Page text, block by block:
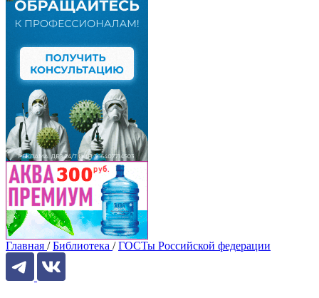
Главная / Библиотека / ГОСТы Российской федерации